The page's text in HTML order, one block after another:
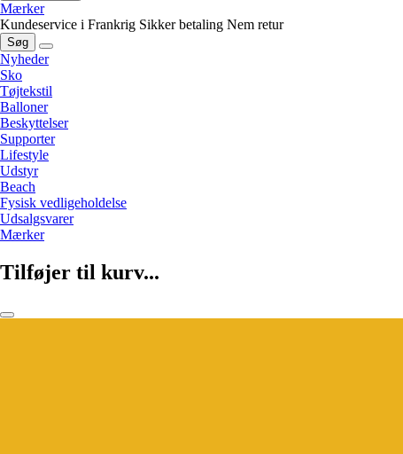
Mærker
Kundeservice i Frankrig Sikker betaling Nem retur
Søg
Nyheder
Sko
Tøjtekstil
Balloner
Beskyttelser
Supporter
Lifestyle
Udstyr
Beach
Fysisk vedligeholdelse
Udsalgsvarer
Mærker
Tilføjer til kurv...